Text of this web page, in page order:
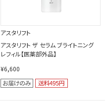
アスタリフト
アスタリフト ザ セラム ブライトニング
レフィル【医薬部外品】
¥6,600